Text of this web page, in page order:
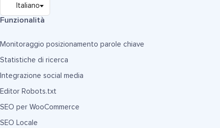
Funzionalità
Monitoraggio posizionamento parole chiave
Statistiche di ricerca
Integrazione social media
Editor Robots.txt
SEO per WooCommerce
SEO Locale